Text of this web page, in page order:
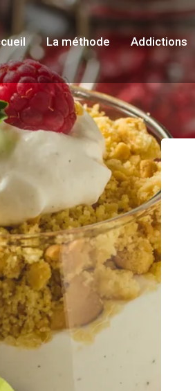
La méthode Addictions